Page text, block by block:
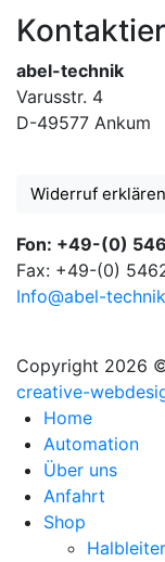
abel-technik
Varusstr. 4
D-49577 Ankum
Widerruf erklären
Fon: +49-(0)
Fax: +49-(0)
Info@abel-
Copyright 2026
creative-
Home
Automation
Über uns
Anfahrt
Shop